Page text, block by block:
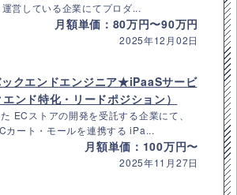
営している企業にてプロダ...
月額単価：80万円〜90万円
2025年12月02日
クエンドエンジニア★iPaaSサービ
ンド特化・リードポジション）
ECストアの開発を受託する企業にて、
カート・モールを連携する iPa...
月額単価：100万円〜
2025年11月27日